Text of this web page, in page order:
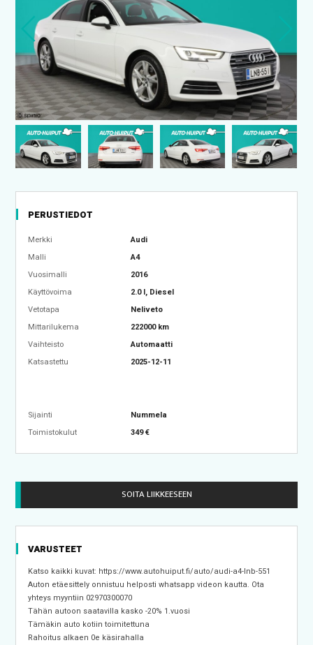
PERUSTIEDOT
Merkki
Audi
Malli
A4
Vuosimalli
2016
Käyttövoima
2.0 l, Diesel
Vetotapa
Neliveto
Mittarilukema
222000 km
Vaihteisto
Automaatti
Katsastettu
2025-12-11
Sijainti
Nummela
Toimistokulut
349 €
SOITA LIIKKEESEEN
VARUSTEET
Katso kaikki kuvat: https://www.autohuiput.fi/auto/audi-a4-lnb-551
Auton etäesittely onnistuu helposti whatsapp videon kautta. Ota
yhteys myyntiin 02970300070
Tähän autoon saatavilla kasko -20% 1.vuosi
Tämäkin auto kotiin toimitettuna
Rahoitus alkaen 0e käsirahalla